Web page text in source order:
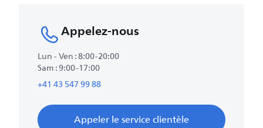
Appelez-nous
Lun - Ven : 8:00-20:00
Sam : 9:00-17:00
+41 43 547 99 88
Appeler le service clientèle